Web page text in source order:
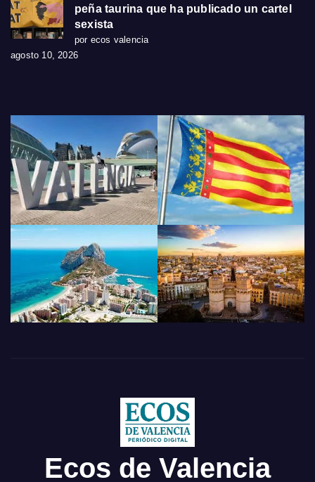
peña taurina que ha publicado un cartel
sexista
por ecos valencia
agosto 10, 2026
Ecos de Valencia